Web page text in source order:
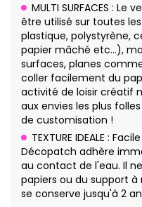
MULTI SURFACES :
être utilisé sur toutes
plastique, polystyrène,
papier mâché etc…),
surfaces, planes
coller facilement du
activité de loisir créatif
aux envies les plus
de customisation !
TEXTURE IDEALE :
Décopatch adhère
au contact de l'eau. Il
papiers ou du support
se conserve jusqu'à 2